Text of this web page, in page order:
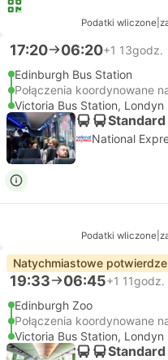
Podatki wliczone
17:20 06:20+1 13godz.
Edinburgh Bus Station
Połączenia koordynowane
Victoria Bus Station, Londyn
National
Podatki wliczone
Natychmiastowe
19:33 06:45+1 11godz.
Edinburgh Zoo
Połączenia koordynowane
Victoria Bus Station, Londyn